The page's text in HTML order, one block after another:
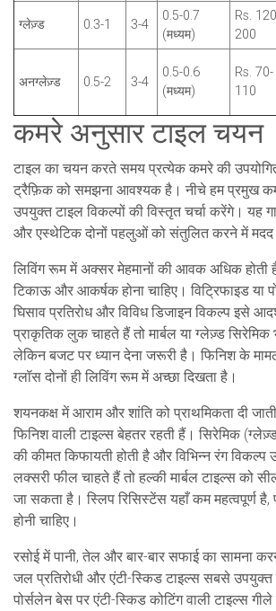
ग्लेज़्ड 0.3-1 3-4
0.5-0.7
(मध्यम)
Rs.
200
अनग्लेज़्ड 0.5-2 3-4
0.5-0.6
(मध्यम)
Rs. 70-
110
कमरे अनुसार टाइल चयन
टाइल का चयन करते समय प्रत्येक कमरे की
ट्रैफ़िक को समझना आवश्यक है। नीचे हम प्रमुख
उपयुक्त टाइल विकल्पों की विस्तृत चर्चा करेंगे।
और एस्थेटिक दोनों पहलुओं को संतुलित करने में मदद
लिविंग रूममें अक्सर मेहमानों की आवक अधिक होती
टिकाऊ और आकर्षक होना चाहिए। विट्रिफाइड या
घिसाव प्रतिरोध और विविध डिजाइन विकल्प इसे
प्राकृतिक लुक चाहते हैं तो मार्बल या ग्लेज़्ड
लेकिन बजट पर ध्यान देना जरूरी है। फिनिश के
ग्लॉस दोनों ही लिविंग रूम में अच्छा दिखता है।
शयनकक्ष में आराम और शांति को प्राथमिकता दी
फिनिश वाली टाइल्स बेहतर रहती हैं। सिरेमिक
की कीमत किफायती होती है और विभिन्न रंग
लक्सरी फील चाहते हैं तो हल्की मार्बल टाइल्स को
जा सकता है। स्लिप रिसिस्टेंस यहाँ कम महत्वपूर्ण
होनी चाहिए।
रसोईमें पानी, तेल और बार-बार सफाई का सामना
जल प्रतिरोधी और एंटी-स्किड टाइल्स सबसे उपयुक्त
पोर्सलेन बेस पर एंटी-स्किड कोटिंग वाली टाइल्स गीले